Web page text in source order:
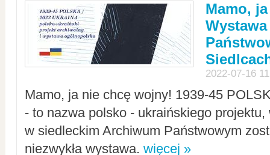
Mamo,
2022-07-16
Mamo, ja nie chcę wojny! 1939-45
- to nazwa polsko - ukraińskiego
w siedleckim Archiwum Państwowym
niezwykła wystawa. więcej »